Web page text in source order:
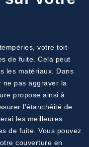
votre toit-
de fuite. Cela peut
les matériaux. Dans
ne pas aggraver la
propose ainsi à
l’étanchéité de
les meilleures
de fuite. Vous pouvez
couverture en